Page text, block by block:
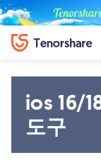
ios 16/
도구